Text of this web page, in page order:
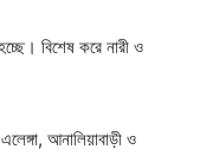
বিশেষ করে নারী ও
আনালিয়াবাড়ী ও